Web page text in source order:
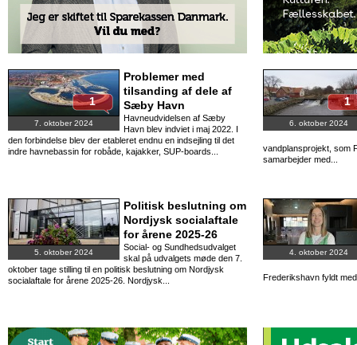
7. oktober 2024
1
Problemer med
tilsanding af dele af
Sæby Havn
Havneudvidelsen af Sæby
Havn blev indviet i maj 2022. I
den forbindelse blev der etableret endnu en indsejling til det
indre havnebassin for robåde, kajakker, SUP-boards...
6. oktober 2024
1
vandplansprojekt, som
samarbejder med...
5. oktober 2024
Politisk beslutning om
Nordjysk socialaftale
for årene 2025-26
Social- og Sundhedsudvalget
skal på udvalgets møde den 7.
oktober tage stilling til en politisk beslutning om Nordjysk
socialaftale for årene 2025-26. Nordjysk...
4. oktober 2024
Frederikshavn fyldt